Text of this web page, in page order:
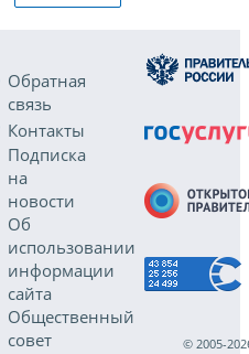
Обратная
связь
Контакты
Подписка
на
новости
Об
использовании
информации
сайта
Общественный
совет
© 2005-